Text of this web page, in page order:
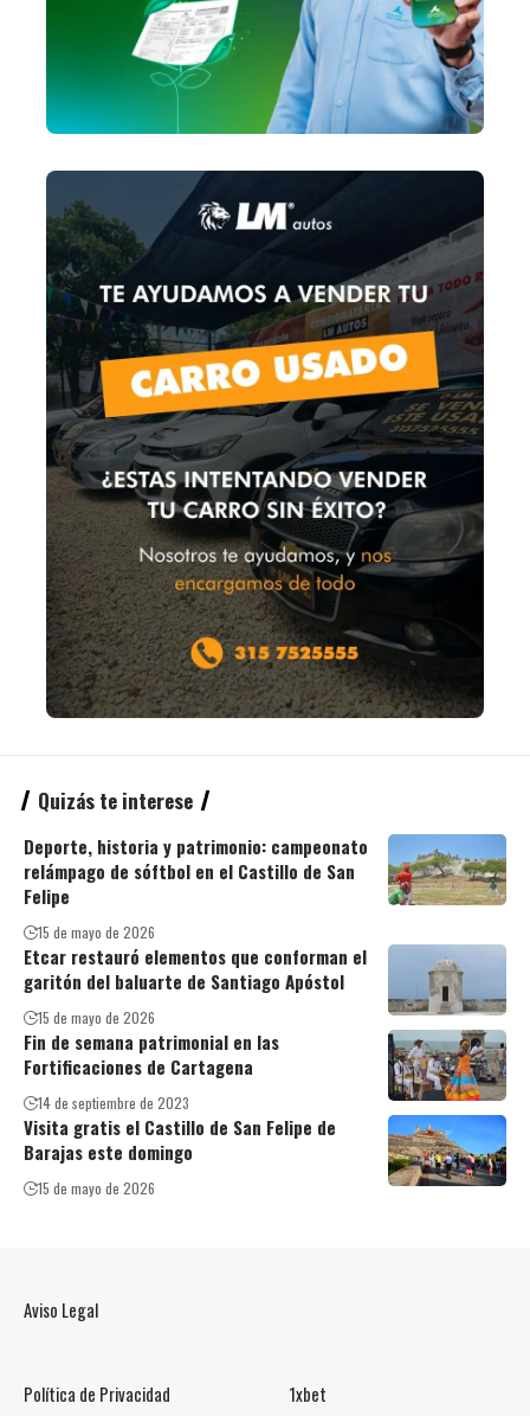
Quizás te interese
Deporte, historia y patrimonio: campeonato
relámpago de sóftbol en el Castillo de San
Felipe
15 de mayo de 2026
Etcar restauró elementos que conforman el
garitón del baluarte de Santiago Apóstol
15 de mayo de 2026
Fin de semana patrimonial en las
Fortificaciones de Cartagena
14 de septiembre de 2023
Visita gratis el Castillo de San Felipe de
Barajas este domingo
15 de mayo de 2026
Aviso Legal
Política de Privacidad 1xbet